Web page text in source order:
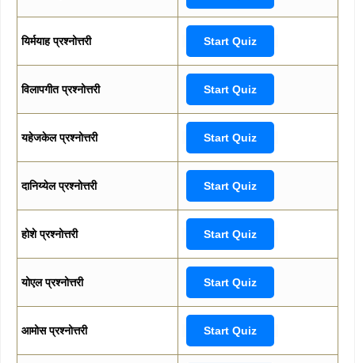
यिर्मयाह प्रश्नोत्तरी Start Quiz
विलापगीत प्रश्नोत्तरी Start Quiz
यहेजकेल प्रश्नोत्तरी Start Quiz
दानिय्येल प्रश्नोत्तरी Start Quiz
होशे प्रश्नोत्तरी Start Quiz
योएल प्रश्नोत्तरी Start Quiz
आमोस प्रश्नोत्तरी Start Quiz